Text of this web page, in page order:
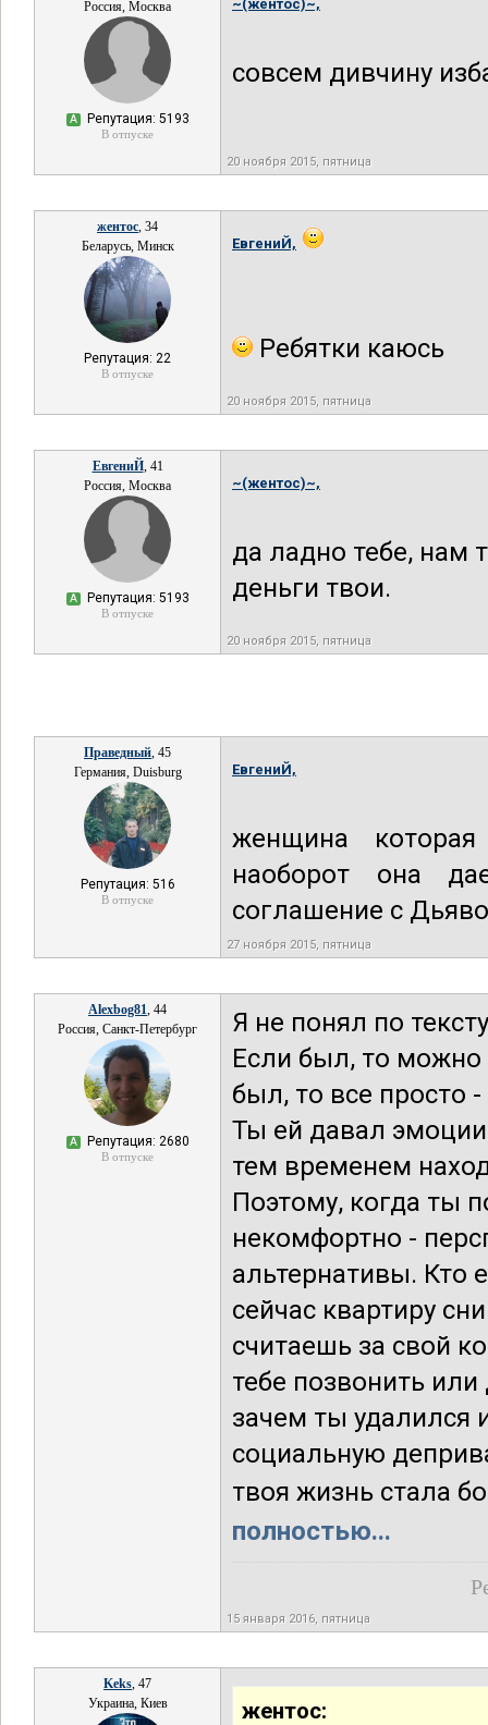
Россия, Москва
А Репутация: 5193
В отпуске
~(жентос)~,
совсем дивчину
20 ноября 2015, пятница
жентос, 34
Беларусь, Минск
Репутация: 22
В отпуске
ЕвгениЙ,
Ребятки каюсь
20 ноября 2015, пятница
ЕвгениЙ, 41
Россия, Москва
А Репутация: 5193
В отпуске
~(жентос)~,
да ладно тебе, нам
деньги твои.
20 ноября 2015, пятница
Праведный, 45
Германия, Duisburg
Репутация: 516
В отпуске
ЕвгениЙ,
женщина
наоборот она
соглашение с
27 ноября 2015, пятница
Alexbog81, 44
Россия, Санкт-Петербург
А Репутация: 2680
В отпуске
Я не понял по
Если был, то можно
был, то все просто
Ты ей давал
тем временем
Поэтому, когда ты
некомфортно -
альтернативы. Кто
сейчас квартиру
считаешь за свой
тебе позвонить
зачем ты удалился
социальную
твоя жизнь стала
полностью...
15 января 2016, пятница
Keks, 47
Украина, Киев
жентос: